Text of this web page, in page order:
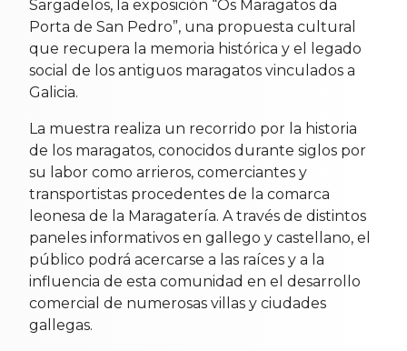
Sargadelos, la exposición “Os Maragatos da
Porta de San Pedro”, una propuesta cultural
que recupera la memoria histórica y el legado
social de los antiguos maragatos vinculados a
Galicia.
La muestra realiza un recorrido por la historia
de los maragatos, conocidos durante siglos por
su labor como arrieros, comerciantes y
transportistas procedentes de la comarca
leonesa de la Maragatería. A través de distintos
paneles informativos en gallego y castellano, el
público podrá acercarse a las raíces y a la
influencia de esta comunidad en el desarrollo
comercial de numerosas villas y ciudades
gallegas.